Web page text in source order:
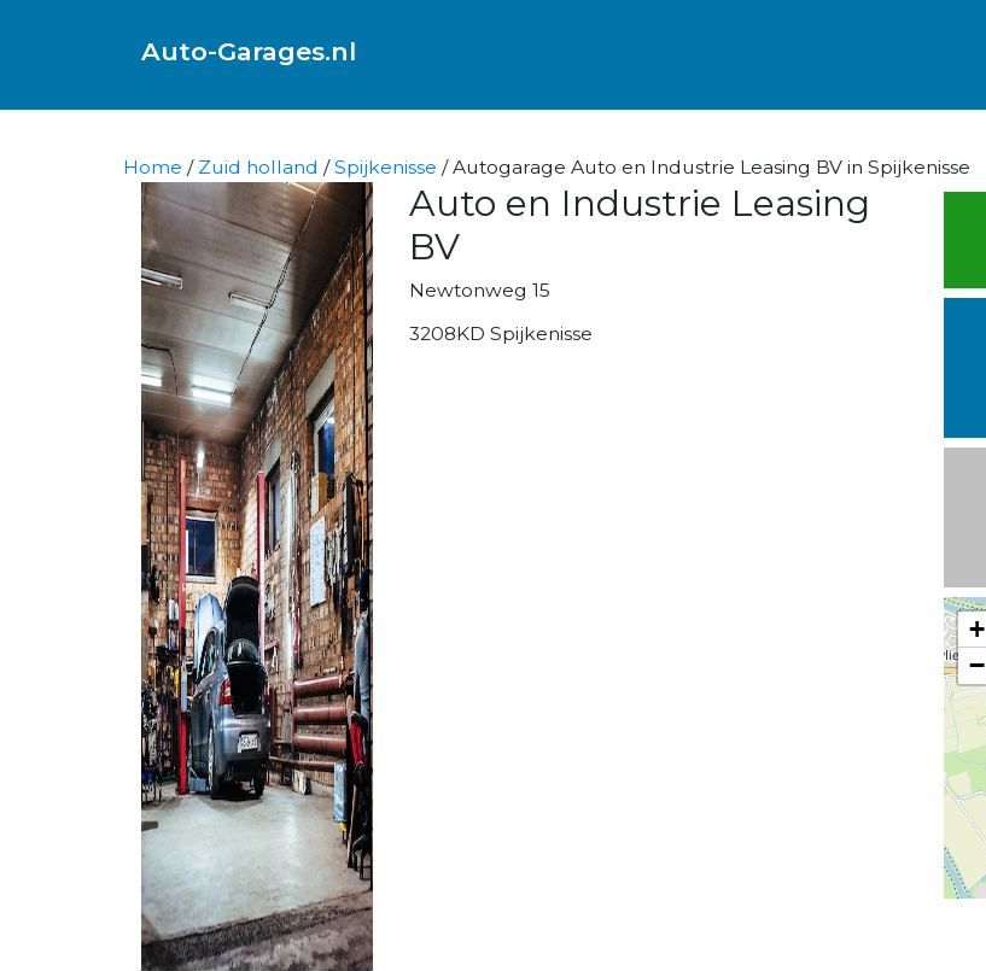
Auto-Garages.nl
Home / Zuid holland /Spijkenisse / Autogarage Auto en Industrie Leasing BV in Spijkenisse
Auto en Industrie Leasing
BV
Newtonweg 15
3208KD Spijkenisse
+
−